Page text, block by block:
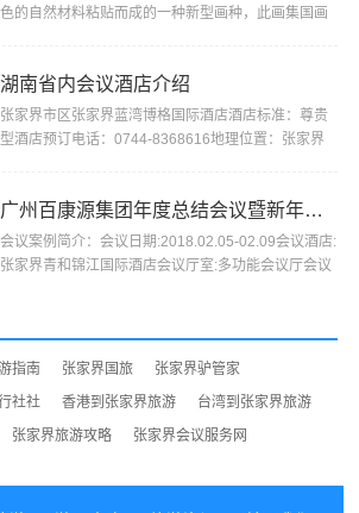
色的自然材料粘贴而成的一种新型画种，此画集国画
湖南省内会议酒店介绍
张家界市区张家界蓝湾博格国际酒店酒店标准：尊贵
型酒店预订电话：0744-8368616地理位置：张家界
广州百康源集团年度总结会议暨新年晚会
会议案例简介：会议日期:2018.02.05-02.09会议酒店:
张家界青和锦江国际酒店会议厅室:多功能会议厅会议
指南 张家界国旅
张家界驴管家
社社 香港到张家界旅游
台湾到张家界旅游
张家界旅游攻略 张家界会议服务网